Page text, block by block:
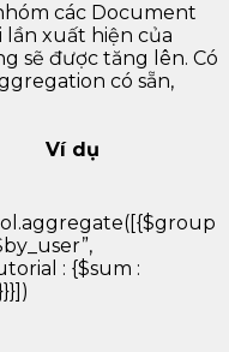
các Document
lần xuất hiện của
sẽ được tăng lên. Có
có sẵn,
Ví dụ
: {$sum :